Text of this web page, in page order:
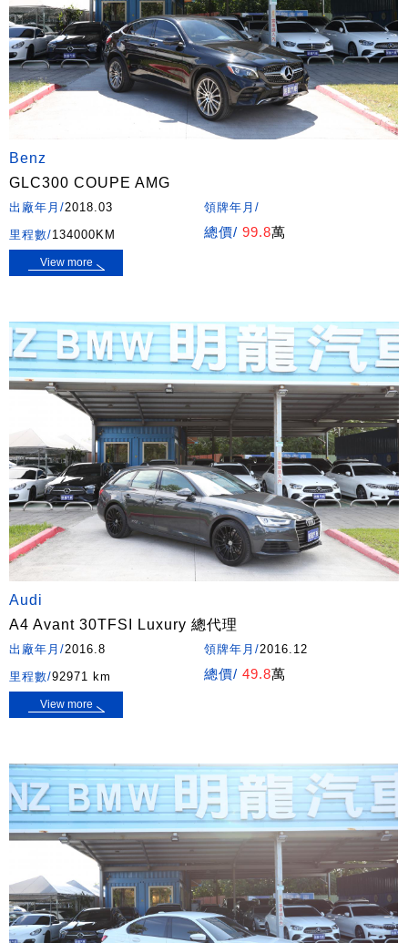
Benz
GLC300 COUPE AMG
出廠年月/2018.03
領牌年月/
里程數/134000KM 總價/ 99.8萬
View more
Audi
A4 Avant 30TFSI Luxury 總代理
出廠年月/2016.8 領牌年月/2016.12
里程數/92971 km 總價/ 49.8萬
View more